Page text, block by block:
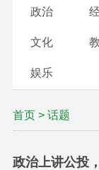
政治
文化
娱乐
首页> 话题
政治上讲公投